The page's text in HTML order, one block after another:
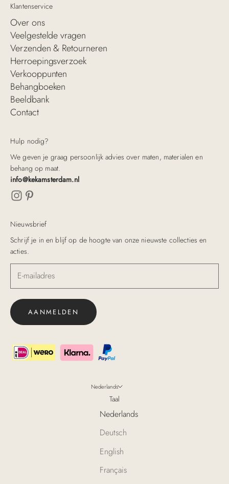
Klantenservice
Over ons
Veelgestelde vragen
Verzenden & Retourneren
Herroepingsverzoek
Verkooppunten
Behangboeken
Beeldbank
Contact
Hulp nodig?
We geven je graag persoonlijk advies over maten, materialen en
behang op maat.
info@kekamsterdam.nl
Nieuwsbrief
Schrijf je in en blijf op de hoogte van onze nieuwste collecties en
acties.
AANMELDEN
Nederlands
Taal
Nederlands
Deutsch
English
Français